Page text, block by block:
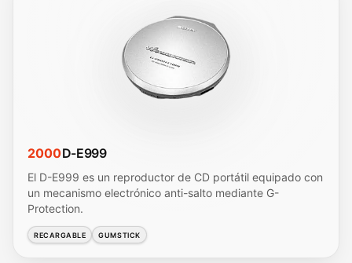
2000D-E999
El D-E999 es un reproductor de CD portátil equipado con
un mecanismo electrónico anti-salto mediante G-
Protection.
RECARGABLE GUMSTICK